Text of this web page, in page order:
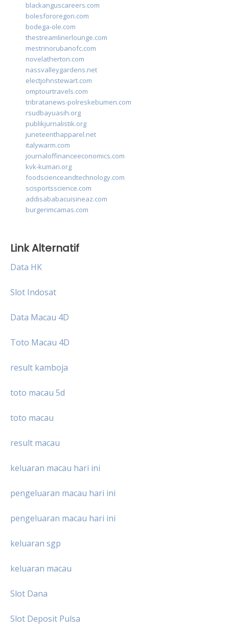
blackanguscareers.com
bolesfororegon.com
bodega-ole.com
thestreamlinerlounge.com
mestrinorubanofc.com
novelatherton.com
nassvalleygardens.net
electjohnstewart.com
omptourtravels.com
tribratanews-polreskebumen.com
rsudbayuasih.org
publikjurnalistik.org
juneteenthapparel.net
italywarm.com
journaloffinanceeconomics.com
kvk-kumari.org
foodscienceandtechnology.com
scisportsscience.com
addisababacuisineaz.com
burgerimcamas.com
Link Alternatif
Data HK
Slot Indosat
Data Macau 4D
Toto Macau 4D
result kamboja
toto macau 5d
toto macau
result macau
keluaran macau hari ini
pengeluaran macau hari ini
pengeluaran macau hari ini
keluaran sgp
keluaran macau
Slot Dana
Slot Deposit Pulsa